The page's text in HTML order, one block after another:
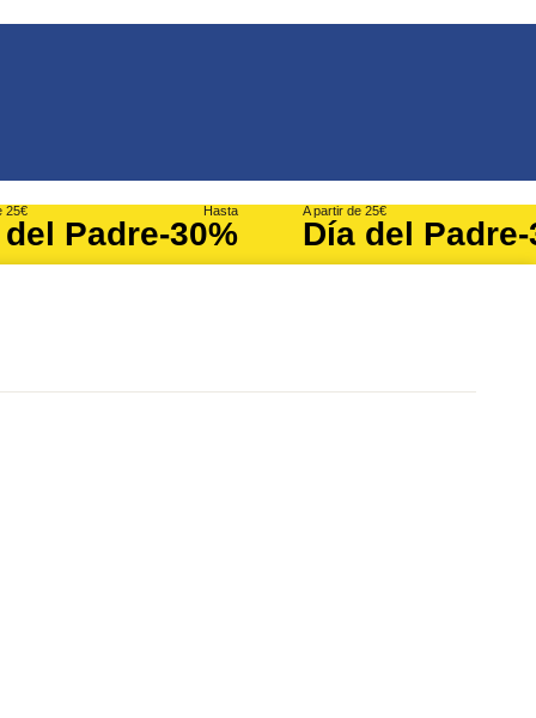
25€
Padre
Hasta
-30%
A partir de 25€
Día del Padre